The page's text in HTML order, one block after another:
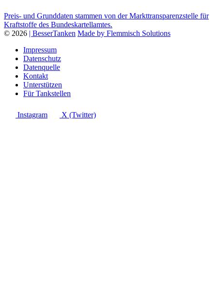
Preis- und Grunddaten stammen von der Markttransparenzstelle für
Kraftstoffe des Bundeskartellamtes.
© 2026 | BesserTanken Made by Flemmisch Solutions
Impressum
Datenschutz
Datenquelle
Kontakt
Unterstützen
Für Tankstellen
Instagram X (Twitter)